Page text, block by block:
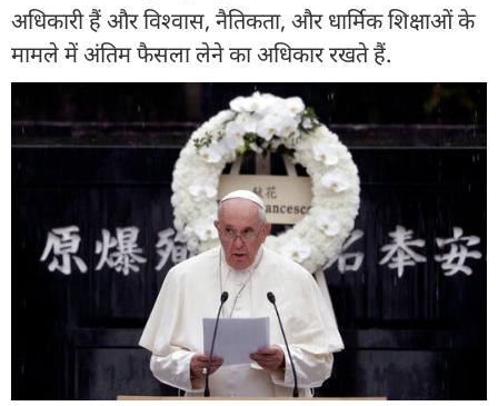
अधिकारी हैं और विश्वास, नैतिकता, और धार्मिक शिक्षाओं के
मामले में अंतिम फैसला लेने का अधिकार रखते हैं.